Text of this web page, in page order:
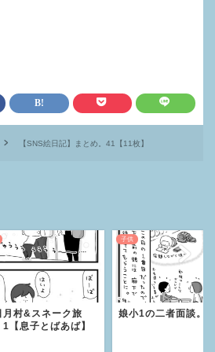
【SNS絵日記】まとめ。41【11枚】
娘小1の二者面談。
子供
ばあばんち。６